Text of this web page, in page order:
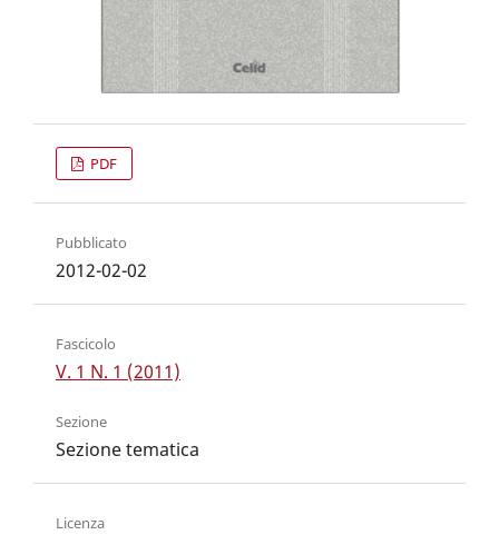
PDF
Pubblicato
2012-02-02
Fascicolo
V. 1 N. 1 (2011)
Sezione
Sezione tematica
Licenza